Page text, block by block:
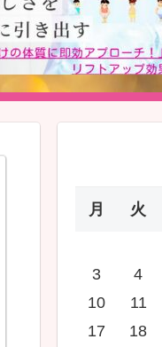
月 火
3
4
10
11
17
18